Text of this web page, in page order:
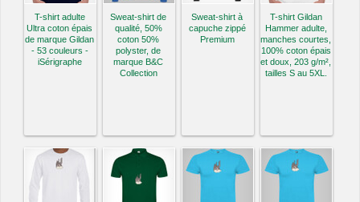
T-shirt adulte
Ultra coton épais
de marque Gildan
- 53 couleurs -
iSérigraphe
Sweat-shirt de
qualité, 50%
coton 50%
polyster, de
marque B&C
Collection
Sweat-shirt à
capuche zippé
Premium
T-shirt Gildan
Hammer adulte,
manches courtes,
100% coton épais
et doux, 203 g/m²,
tailles S au 5XL.